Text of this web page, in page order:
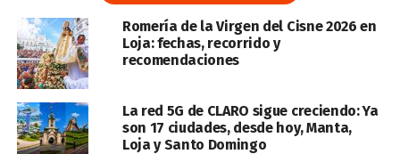
Romería de la Virgen del Cisne 2026 en
Loja: fechas, recorrido y
recomendaciones
La red 5G de CLARO sigue creciendo: Ya
son 17 ciudades, desde hoy, Manta,
Loja y Santo Domingo